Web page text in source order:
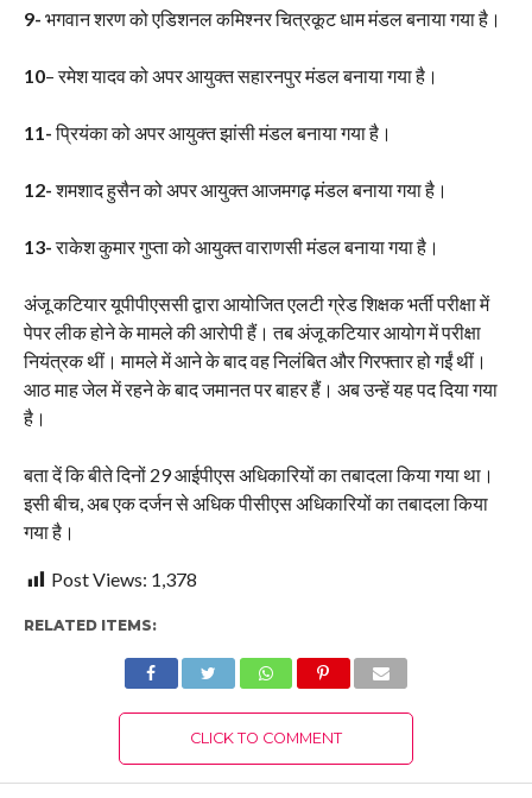
9- भगवान शरण को एडिशनल कमिश्नर चित्रकूट धाम मंडल बनाया गया है।
10– रमेश यादव को अपर आयुक्त सहारनपुर मंडल बनाया गया है।
11-प्रियंका को अपर आयुक्त झांसी मंडल बनाया गया है।
12-शमशाद हुसैन को अपर आयुक्त आजमगढ़ मंडल बनाया गया है।
13-राकेश कुमार गुप्ता को आयुक्त वाराणसी मंडल बनाया गया है।
अंजू कटियार यूपीपीएससी द्वारा आयोजित एलटी ग्रेड शिक्षक भर्ती परीक्षा में
पेपर लीक होने के मामले की आरोपी हैं। तब अंजू कटियार आयोग में परीक्षा
नियंत्रक थीं। मामले में आने के बाद वह निलंबित और गिरफ्तार हो गईं थीं।
आठ माह जेल में रहने के बाद जमानत पर बाहर हैं। अब उन्हें यह पद दिया गया
है।
बता दें कि बीते दिनों 29 आईपीएस अधिकारियों का तबादला किया गया था।
इसी बीच, अब एक दर्जन से अधिक पीसीएस अधिकारियों का तबादला किया
गया है।
Post Views: 1,378
RELATED ITEMS:
CLICK TO COMMENT